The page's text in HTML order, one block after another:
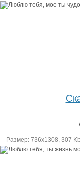
Размер: 736х1308, 307 Kb